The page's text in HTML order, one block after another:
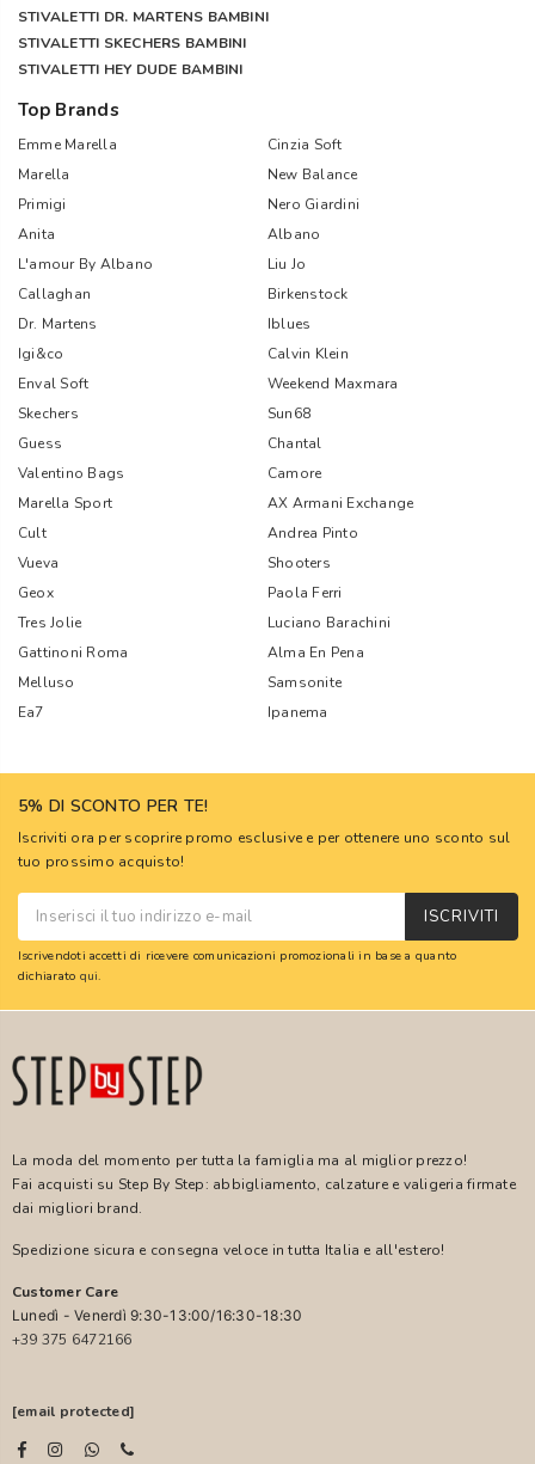
STIVALETTI DR. MARTENS BAMBINI
STIVALETTI SKECHERS BAMBINI
STIVALETTI HEY DUDE BAMBINI
Top Brands
Emme Marella
Cinzia Soft
Marella
New Balance
Primigi
Nero Giardini
Anita
Albano
L'amour By Albano
Liu Jo
Callaghan
Birkenstock
Dr. Martens
Iblues
Igi&co
Calvin Klein
Enval Soft
Weekend Maxmara
Skechers
Sun68
Guess
Chantal
Valentino Bags
Camore
Marella Sport
AX Armani Exchange
Cult
Andrea Pinto
Vueva
Shooters
Geox
Paola Ferri
Tres Jolie
Luciano Barachini
Gattinoni Roma
Alma En Pena
Melluso
Samsonite
Ea7
Ipanema
5% DI SCONTO PER TE!
Iscriviti ora per scoprire promo esclusive e per ottenere uno sconto sul
tuo prossimo acquisto!
ISCRIVITI
Iscrivendoti accetti di ricevere comunicazioni promozionali in base a quanto
dichiarato qui.
La moda del momento per tutta la famiglia ma al miglior prezzo!
Fai acquisti su Step By Step: abbigliamento, calzature e valigeria firmate
dai migliori brand.
Spedizione sicura e consegna veloce in tutta Italia e all'estero!
Customer Care
Lunedì - Venerdì 9:30-13:00/16:30-18:30
+39 375 6472166
[email protected]